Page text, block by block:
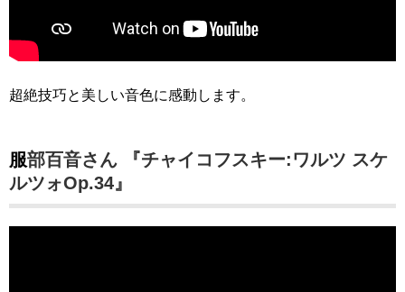
超絶技巧と美しい音色に感動します。
服部百音さん 『チャイコフスキー:ワルツ スケ
ルツォOp.34』